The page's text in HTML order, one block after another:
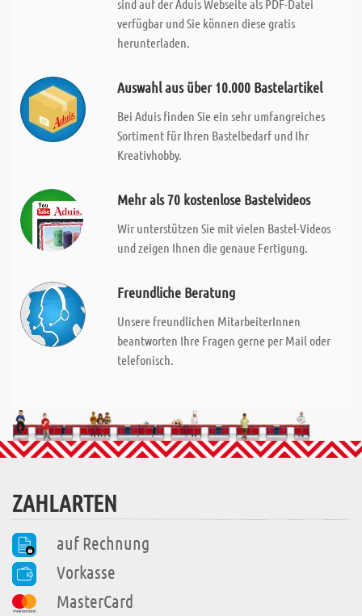
sind auf der Aduis Webseite als PDF-Datei
verfügbar und Sie können diese gratis
herunterladen.
Auswahl aus über 10.000 Bastelartikel
Bei Aduis finden Sie ein sehr umfangreiches
Sortiment für Ihren Bastelbedarf und Ihr
Kreativhobby.
Mehr als 70 kostenlose Bastelvideos
Wir unterstützen Sie mit vielen Bastel-Videos
und zeigen Ihnen die genaue Fertigung.
Freundliche Beratung
Unsere freundlichen MitarbeiterInnen
beantworten Ihre Fragen gerne per Mail oder
telefonisch.
ZAHLARTEN
auf Rechnung
Vorkasse
MasterCard